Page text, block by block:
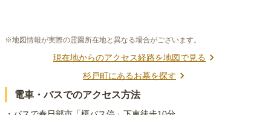
※地図情報が実際の霊園所在地と異なる場合がございます。
現在地からのアクセス経路を地図で見る
杉戸町にあるお墓を探す
電車・バスでのアクセス方法